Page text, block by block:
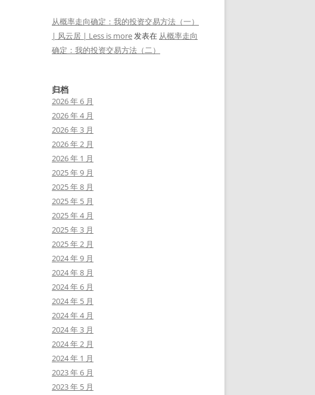
从概率走向确定：我的投资交易方法（一）
| 风云居 | Less is more发表在 从概率走向
确定：我的投资交易方法（二）
归档
2026 年 6 月
2026 年 4 月
2026 年 3 月
2026 年 2 月
2026 年 1 月
2025 年 9 月
2025 年 8 月
2025 年 5 月
2025 年 4 月
2025 年 3 月
2025 年 2 月
2024 年 9 月
2024 年 8 月
2024 年 6 月
2024 年 5 月
2024 年 4 月
2024 年 3 月
2024 年 2 月
2024 年 1 月
2023 年 6 月
2023 年 5 月